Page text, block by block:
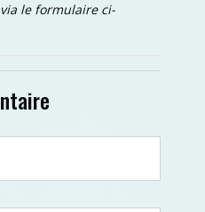
le formulaire ci-